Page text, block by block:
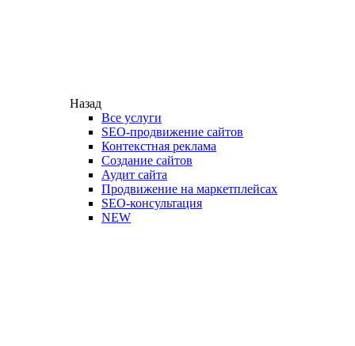
Назад
Все услуги
SEO-продвижение сайтов
Контекстная реклама
Создание сайтов
Аудит сайта
Продвижение на маркетплейсах
SEO-консультация
NEW